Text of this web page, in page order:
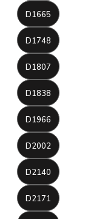
D1665
D1748
D1807
D1838
D1966
D2002
D2140
D2171